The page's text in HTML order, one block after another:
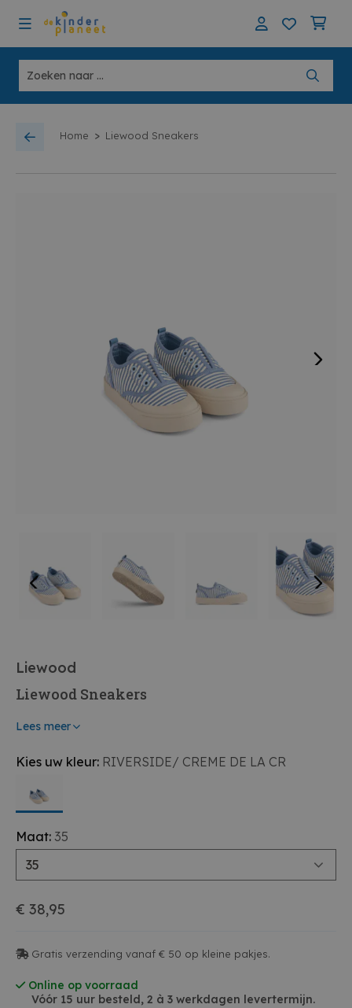
Home > Liewood Sneakers
Liewood
Liewood Sneakers
Lees meer
Kies uw kleur: RIVERSIDE/ CREME DE LA CR
Maat: 35
35
€ 38,95
Gratis verzending vanaf € 50 op kleine pakjes.
Online op voorraad
Vóór 15 uur besteld, 2 à 3 werkdagen levertermijn.